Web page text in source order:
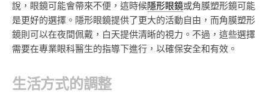
說，眼鏡可能會帶來不便，這時候隱形眼鏡或角膜塑形鏡可能
是更好的選擇。隱形眼鏡提供了更大的活動自由，而角膜塑形
鏡則可以在夜間佩戴，白天提供清晰的視力。不過，這些選擇
需要在專業眼科醫生的指導下進行，以確保安全和有效。
生活方式的調整